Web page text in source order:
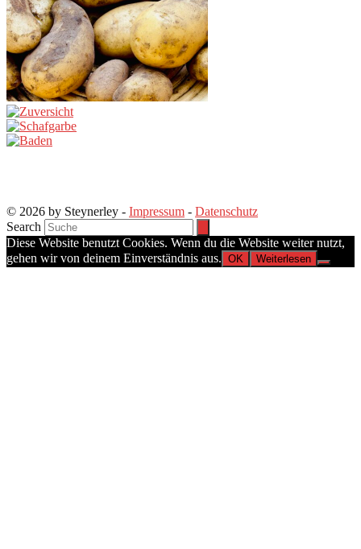
© 2026 by Steynerley - Impressum - Datenschutz
Search
Diese Website benutzt Cookies. Wenn du die Website weiter nutzt,
gehen wir von deinem Einverständnis aus. OK Weiterlesen